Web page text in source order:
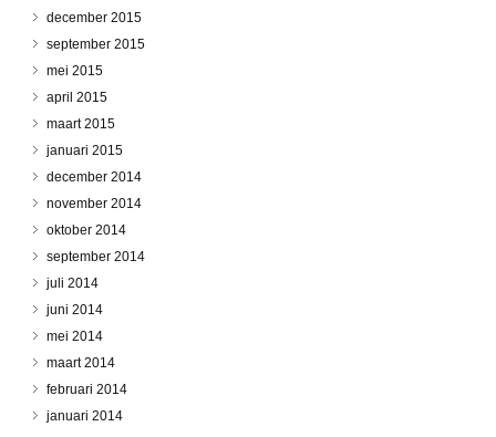
december 2015
september 2015
mei 2015
april 2015
maart 2015
januari 2015
december 2014
november 2014
oktober 2014
september 2014
juli 2014
juni 2014
mei 2014
maart 2014
februari 2014
januari 2014